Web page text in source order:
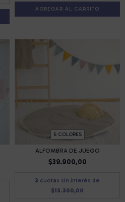
AGREGAR AL CARRITO
6 COLORES
ALFOMBRA DE JUEGO
$39.900,00
3 cuotas sin interés de
$13.300,00